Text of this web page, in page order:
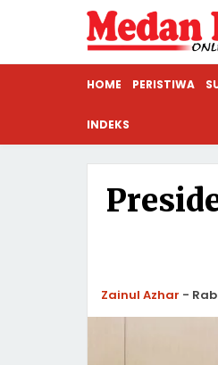
HOME PERISTIWA
INDEKS
Zainul Azhar -